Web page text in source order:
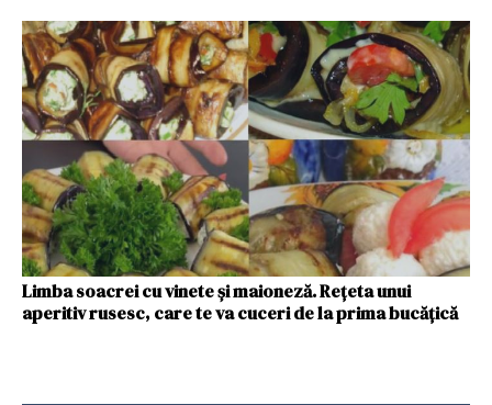
Limba soacrei cu vinete și maioneză. Rețeta unui
aperitiv rusesc, care te va cuceri de la prima bucățică